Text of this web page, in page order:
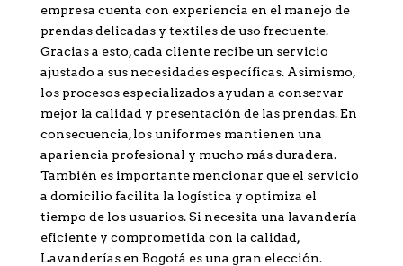
empresa cuenta con experiencia en el manejo de
prendas delicadas y textiles de uso frecuente.
Gracias a esto, cada cliente recibe un servicio
ajustado a sus necesidades específicas. Asimismo,
los procesos especializados ayudan a conservar
mejor la calidad y presentación de las prendas. En
consecuencia, los uniformes mantienen una
apariencia profesional y mucho más duradera.
También es importante mencionar que el servicio
a domicilio facilita la logística y optimiza el
tiempo de los usuarios. Si necesita una lavandería
eficiente y comprometida con la calidad,
Lavanderías en Bogotá es una gran elección.